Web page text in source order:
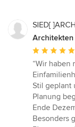
SIED[
Bewertung:
5
von
5
Sternen
“Wir haben
Stil geplant
Planung
Ende
Besonders